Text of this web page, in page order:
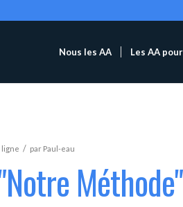
Nous les AA Les AA
ligne / par Paul-eau
Méthode"